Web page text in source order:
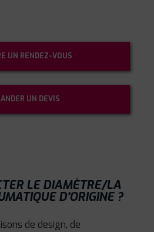
UN RENDEZ-VOUS
UN DEVIS
LE DIAMÈTRE/LA
D'ORIGINE ?
de design, de